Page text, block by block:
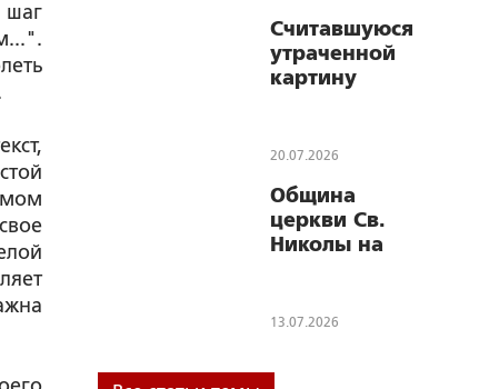
шаг
начала Первой
мировой
войны
Считавшуюся
утраченной
картину
съезде
выставят на
ВДНХ
20.07.2026
Община
церкви Св.
Николы на
цельность
территории
13.07.2026